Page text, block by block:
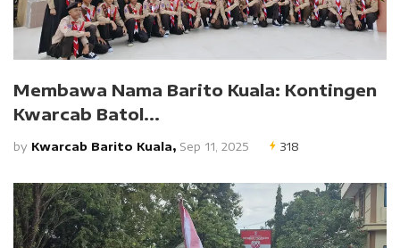
Membawa Nama Barito Kuala: Kontingen
Kwarcab Batol...
by Kwarcab Barito Kuala, Sep 11, 2025 318